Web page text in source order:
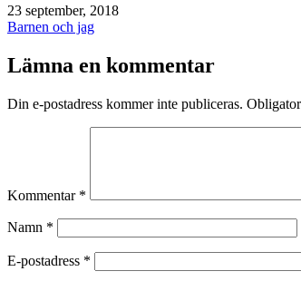
Publicerat
den
23 september, 2018
Kategoriserat
Barnen och jag
Lämna en kommentar
Din e-postadress kommer inte publiceras.
Kommentar *
Namn *
E-postadress *